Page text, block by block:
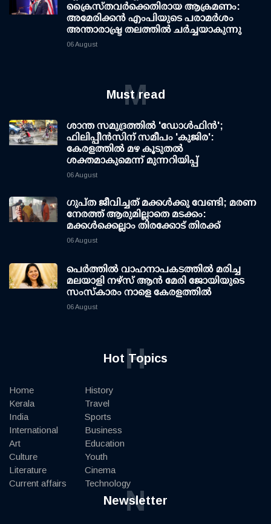
ക്രൈസ്തവർക്കെതിരായ ആക്രമണം:
അമേരിക്കൻ എംപിയുടെ പരാമർശം
അന്താരാഷ്ട്ര തലത്തിൽ ചർച്ചയാകുന്നു
06 August
Must read
M
ശാന്ത സമുദ്രത്തില്‍ 'ഡോള്‍ഫിന്‍';
ഫിലിപ്പീന്‍സിന് സമീപം 'കുജിര':
കേരളത്തില്‍ മഴ കൂടുതല്‍
ശക്തമാകുമെന്ന് മുന്നറിയിപ്പ്
06 August
ഗുപ്ത ജീവിച്ചത് മക്കള്‍ക്കു വേണ്ടി; മരണ
നേരത്ത് ആരുമില്ലാതെ മടക്കം:
മക്കള്‍ക്കെല്ലാം തിരക്കോട് തിരക്ക്
06 August
പെർത്തിൽ വാഹനാപകടത്തിൽ മരിച്ച
മലയാളി നഴ്സ് ആൻ മേരി ജോയിയുടെ
സംസ്കാരം നാളെ കേരളത്തിൽ
06 August
Hot Topics
H
Home
Kerala
India
International
Art
Culture
Literature
Current affairs
History
Travel
Sports
Business
Education
Youth
Cinema
Technology
Newsletter
N